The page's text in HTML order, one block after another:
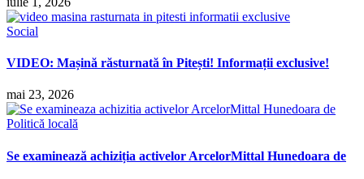
Social
VIDEO: Mașină răsturnată în Pitești! Informații exclusive!
mai 23, 2026
Politică locală
Se examinează achiziția activelor ArcelorMittal Hunedoara de